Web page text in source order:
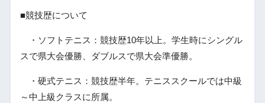
■競技歴について
・ソフトテニス：競技歴10年以上。学生時にシングル
スで県大会優勝、ダブルスで県大会準優勝。
・硬式テニス：競技歴半年。テニススクールでは中級
～中上級クラスに所属。